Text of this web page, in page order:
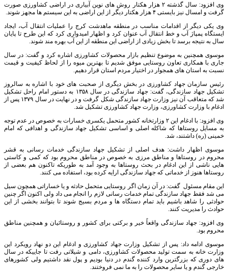
وی افزود: سال گذشته ۲ هزار هکتار روش های نوین آبیاری در اراضی کشاورزی صورت
گرفت و امسال نیز بایستی ۴ هزار هکتار دیگر از این اراضی به این سیستم ها مجهز شوند
.
وی یکی دیگر از اقدامات مناسب در منطقه ماهدشت کرج را عملیات انتقال آب، ایجاد
ایستگاه پمپاژ آب و خط انتقال آب عنوان کرد و اظهار امیدواری کرد که این طرح تا پایان
سال به نتیجه برسد تا بخش زیادی از اراضی این منطقه از این آب بهره مند شوند.
موسوی همچنین به موضوع تنظیم بازار محصولات کشاورزی اشاره کرد و گفت: در سال
جاری با همکاری تعاون روستایی موفق شدیم تا بهترین میوه را از لحاظ کیفیت و قیمت
نسبت به استان های همجوار در اختیار مردم استان قرار دهیم.
رئیس سازمان جهاد کشاورزی در بخش دیگری از صحبت های خود با اشاره به سالروز
تشکیل جهاد سازندگی، گفت: جهاد سازندگی در سال ۱۳۵۸ به دستور امام راحل تشکیل
شد که متعاقب آن نیز وزارت جهاد سازندگی شکل گرفت و در نهایت در سال ۱۳۷۹ پس از
ادغام با وزارت کشاورزی، وزارت جهاد کشاورزی تشکیل شد.
وی افزود: با ادغام این ۲ وزارتخانه کشور متحمل یکسری خسارات به خصوص در عدم توجه
به مسایل روستاها که شاکله اصلی و اساسی تشکیل جهاد سازندگی و اهدافی که امام
خمینی (ره) داشتند، شد.
موسوی اظهار داشت: هدف اصلی از تشکیل جهاد سازندگی خدمات رسانی به قشر
محروم در روستاها و مناطق مرزی به خصوص در مناطق محروم بود که کمی و کاستی
هایی ناشی از این ادغام در بحث روستاها به وجود آمد به طوریکه تاکنون هم بعضی از
روستاها هنوز از خدماتی که جهاد سازندگی ارایه کرده بود، استفاده می کنند.
این مقام مسئول گفت: در آن زمان اگر روستایی متحمل حادثه و یا خساراتی همچون سیل
می شد فقط جهاد سازندگی تمام خدمات رسانی لازم را انجام می داد ولی اکنون اگر چنین
حوادثی را شاهد باشیم باید تمام دستگاه ها و مردم بسیج شوند تا بتوانند بخشی از این
حوادث را مدیریت کنند.
وی افزود: جهاد سازندگی واقعاً خیر و برکتی برای کشور و روستائیان و همچنین مناطق
محروم بود.
موسوی ادامه داد: پس از تشکیل وزارت جهاد کشاورزی و ادغام این دو نهاد رویکرد این
وزارت خانه به سمت تولید محصولات کشاورزی، دامی و شیلاتی رفت تا جاییکه در سال
های دوری که بزرگترین وارد کننده گندم در دنیا بودیم و پول نقد داشتیم ولی کشورهای
خارجی گندم و یا سایر محصولات را به ما نمی فروختند.